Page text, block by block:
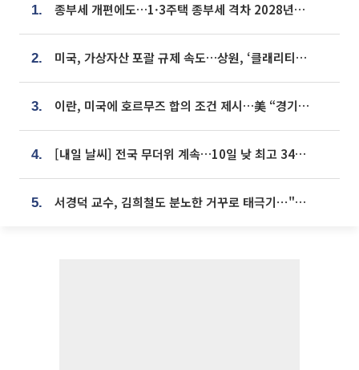
1. 종부세 개편에도…1·3주택 종부세 격차 2028년부터 확대
2. 미국, 가상자산 포괄 규제 속도…상원, ‘클래리티법’ 9월 절차투표 추진
3. 이란, 미국에 호르무즈 합의 조건 제시…美 “경기 아직 안 끝나” [종합]
4. [내일 날씨] 전국 무더위 계속…10일 낮 최고 34도 육박
5. 서경덕 교수, 김희철도 분노한 거꾸로 태극기⋯"엉터리는 아냐, 아쉬울 뿐"